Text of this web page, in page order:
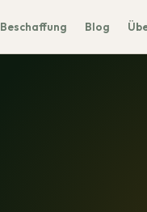
Beschaffung Blog